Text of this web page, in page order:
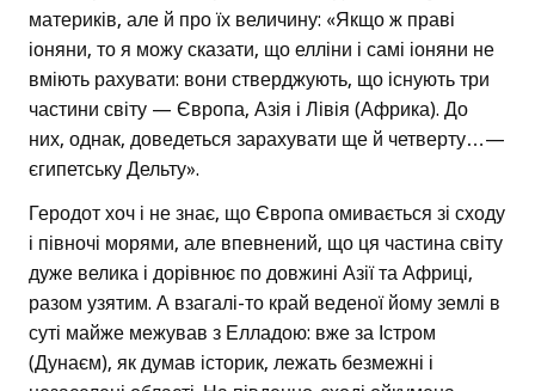
материків, але й про їх величину: «Якщо ж праві
іоняни, то я можу сказати, що елліни і самі іоняни не
вміють рахувати: вони стверджують, що існують три
частини світу — Європа, Азія і Лівія (Африка). До
них, однак, доведеться зарахувати ще й четверту…—
єгипетську Дельту».
Геродот хоч і не знає, що Європа омивається зі сходу
і півночі морями, але впевнений, що ця частина світу
дуже велика і дорівнює по довжині Азії та Африці,
разом узятим. А взагалі-то край веденої йому землі в
суті майже межував з Елладою: вже за Істром
(Дунаєм), як думав історик, лежать безмежні і